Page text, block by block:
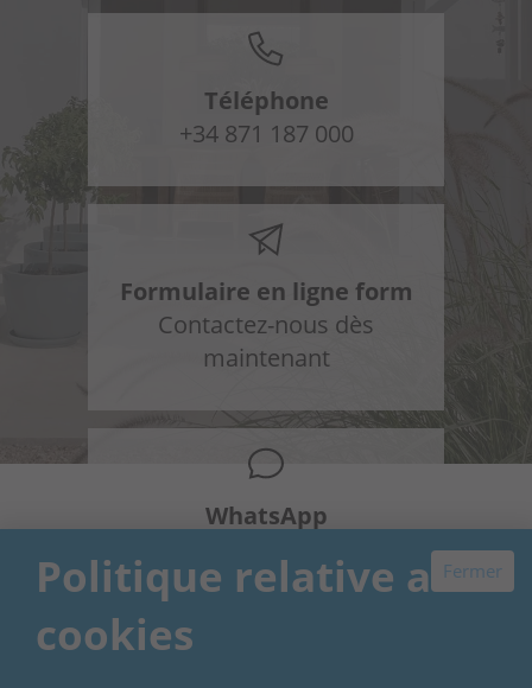
Fermer
Politique relative aux
cookies
Téléphone
+34 871 187 000
Formulaire en ligne form
Contactez-nous dès
maintenant
WhatsApp